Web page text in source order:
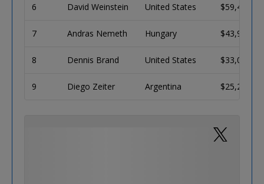
6 David Weinstein United States $59,421
7 Andras Nemeth Hungary $43,925
8 Dennis Brand United States $33,032
9 Diego Zeiter Argentina $25,278